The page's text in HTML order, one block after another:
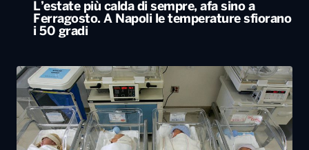
L’estate più calda di sempre, afa sino a
Ferragosto. A Napoli le temperature sfiorano
i 50 gradi